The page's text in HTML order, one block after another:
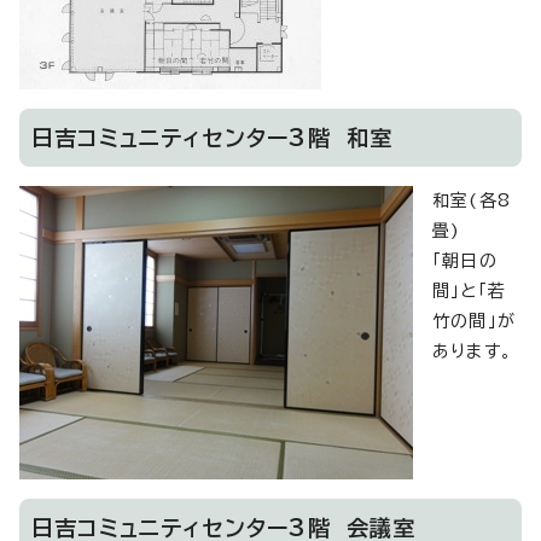
日吉コミュニティセンター3階 和室
和室(各8
畳)
「朝日の
間」と「若
竹の間」が
あります。
日吉コミュニティセンター3階 会議室